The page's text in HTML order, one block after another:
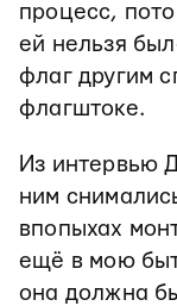
процесс,
ей нельзя
флаг другим
флагштоке.
Из интервью
ним
впопыхах
ещё в мою
она должна